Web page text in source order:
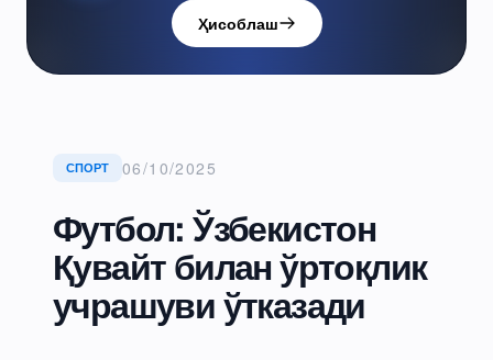
Ҳисоблаш
СПОРТ 06/10/2025
Футбол: Ўзбекистон
Қувайт билан ўртоқлик
учрашуви ўтказади